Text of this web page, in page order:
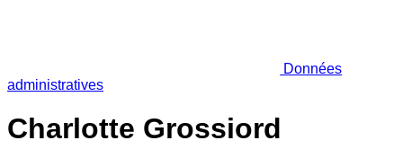
Données
administratives
Charlotte Grossiord